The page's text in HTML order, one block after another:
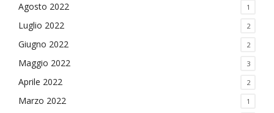
Agosto 2022 1
Luglio 2022 2
Giugno 2022 2
Maggio 2022 3
Aprile 2022 2
Marzo 2022 1